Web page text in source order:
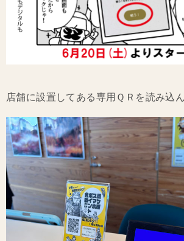
店舗に設置してある専用ＱＲを読み込ん